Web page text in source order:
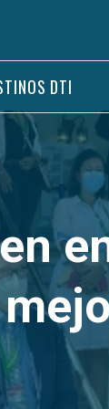
DTI